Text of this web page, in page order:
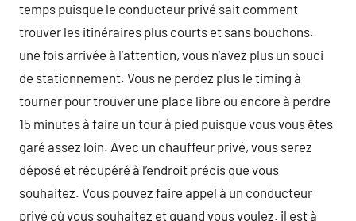
temps puisque le conducteur privé sait comment
trouver les itinéraires plus courts et sans bouchons.
une fois arrivée à l’attention, vous n’avez plus un souci
de stationnement. Vous ne perdez plus le timing à
tourner pour trouver une place libre ou encore à perdre
15 minutes à faire un tour à pied puisque vous vous êtes
garé assez loin. Avec un chauffeur privé, vous serez
déposé et récupéré à l’endroit précis que vous
souhaitez. Vous pouvez faire appel à un conducteur
privé où vous souhaitez et quand vous voulez. il est à